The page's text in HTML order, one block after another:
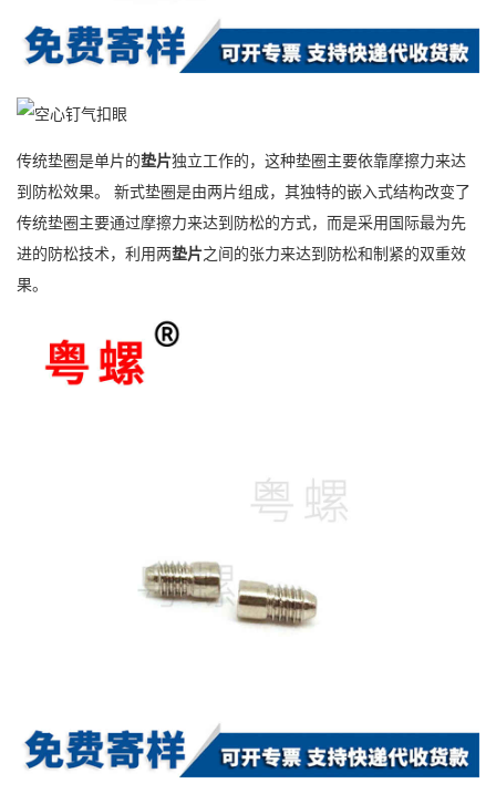
传统垫圈是单片的垫片独立工作的，这种垫圈主要依靠摩擦力来达
到防松效果。 新式垫圈是由两片组成，其独特的嵌入式结构改变了
传统垫圈主要通过摩擦力来达到防松的方式，而是采用国际最为先
进的防松技术，利用两垫片之间的张力来达到防松和制紧的双重效
果。